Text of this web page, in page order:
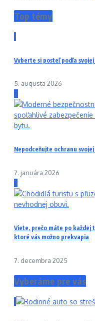
Top témy
1
Vyberte si posteľ podľa
5. augusta 2026
2
Nepodceňujte ochranu
7. januára 2026
3
Viete, prečo máte po každej
ktoré vás možno prekvapia
7. decembra 2025
Vyberáme pre vás
1